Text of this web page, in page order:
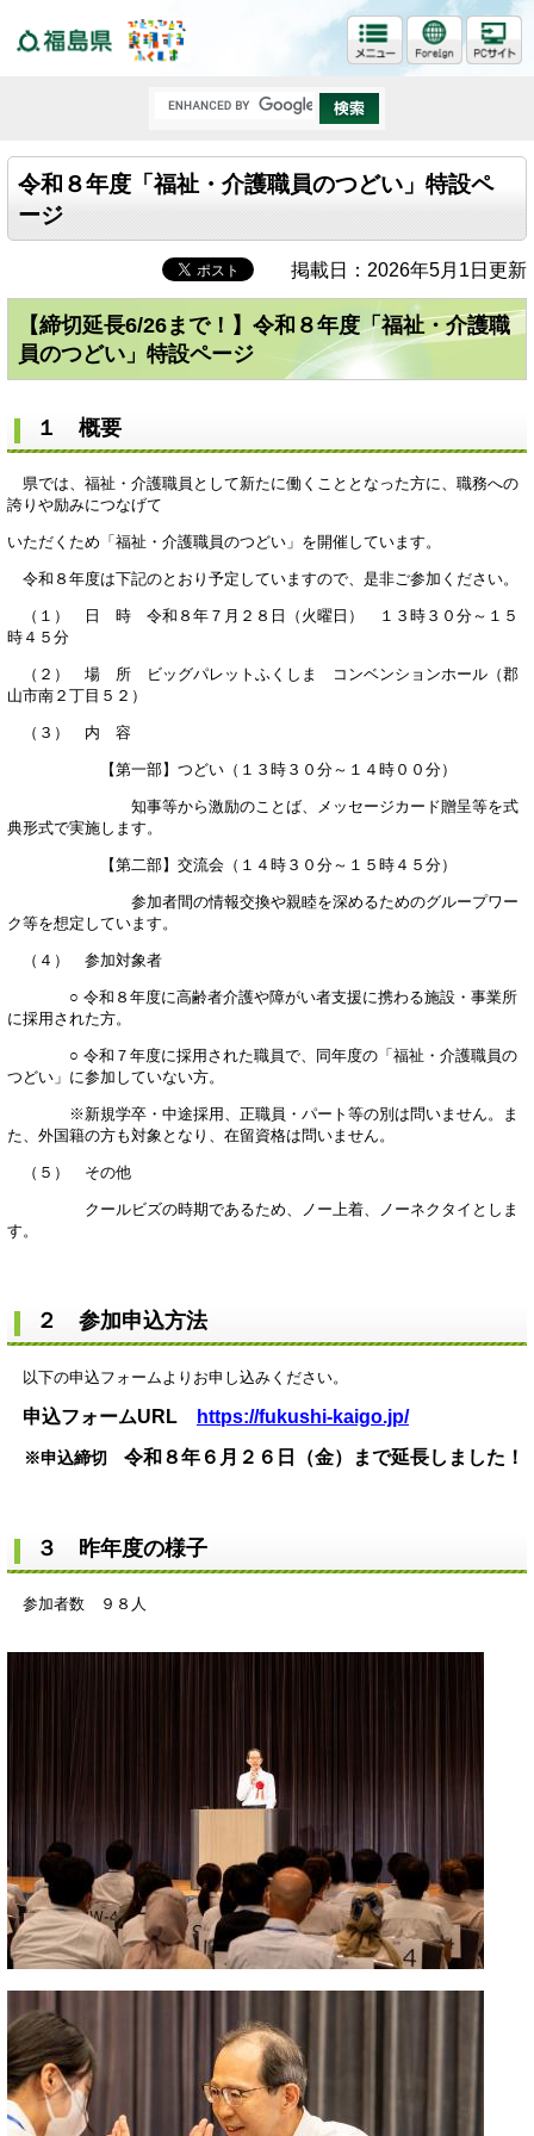
令和８年度「福祉・介護職員のつどい」特設ペ
ージ
掲載日：2026年5月1日更新
【締切延長6/26まで！】令和８年度「福祉・介護職
員のつどい」特設ページ
１ 概要
県では、福祉・介護職員として新たに働くこととなった方に、職務への
誇りや励みにつなげて
いただくため「福祉・介護職員のつどい」を開催しています。
令和８年度は下記のとおり予定していますので、是非ご参加ください。
（１） 日 時 令和８年７月２８日（火曜日） １３時３０分～１５
時４５分
（２） 場 所 ビッグパレットふくしま コンベンションホール（郡
山市南２丁目５２）
（３） 内 容
【第一部】つどい（１３時３０分～１４時００分）
知事等から激励のことば、メッセージカード贈呈等を式
典形式で実施します。
【第二部】交流会（１４時３０分～１５時４５分）
参加者間の情報交換や親睦を深めるためのグループワー
ク等を想定しています。
（４） 参加対象者
○ 令和８年度に高齢者介護や障がい者支援に携わる施設・事業所
に採用された方。
○ 令和７年度に採用された職員で、同年度の「福祉・介護職員の
つどい」に参加していない方。
※新規学卒・中途採用、正職員・パート等の別は問いません。ま
た、外国籍の方も対象となり、在留資格は問いません。
（５） その他
クールビズの時期であるため、ノー上着、ノーネクタイとしま
す。
２ 参加申込方法
以下の申込フォームよりお申し込みください。
申込フォームURL https://fukushi-kaigo.jp/
※申込締切 令和８年６月２６日（金）まで延長しました！
３ 昨年度の様子
参加者数 ９８人